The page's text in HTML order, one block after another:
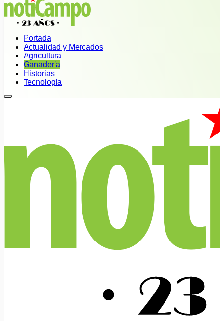
Portada
Actualidad y Mercados
Agricultura
Ganadería
Historias
Tecnología